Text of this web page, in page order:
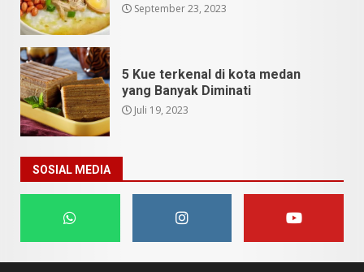
September 23, 2023
5 Kue terkenal di kota medan
yang Banyak Diminati
Juli 19, 2023
SOSIAL MEDIA